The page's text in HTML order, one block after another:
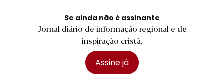
Se ainda não é assinante
Jornal diário de informação regional e de
inspiração cristã.
Assine já